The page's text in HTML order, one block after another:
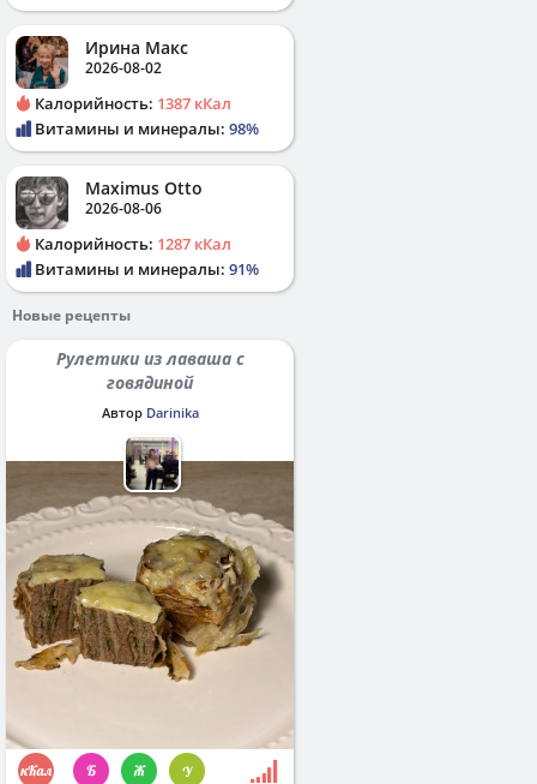
Ирина Макс
2026-08-02
Калорийность: 1387 кКал
Витамины и минералы: 98%
Maximus Otto
2026-08-06
Калорийность: 1287 кКал
Витамины и минералы: 91%
Новые рецепты
Рулетики из лаваша с
говядиной
Автор Darinika